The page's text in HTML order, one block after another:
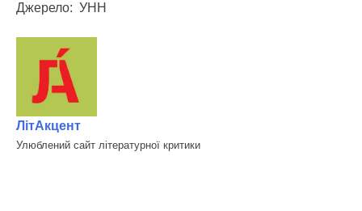
Джерело: УНН
ЛітАкцент
Улюблений сайт літературної критики